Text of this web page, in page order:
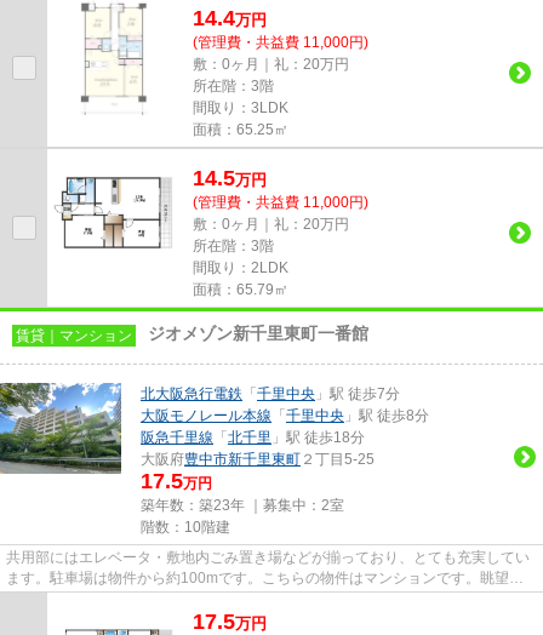
14.4万円
(管理費・共益費 11,000円)
敷：0ヶ月｜礼：20万円
所在階：3階
間取り：3LDK
面積：65.25㎡
14.5万円
(管理費・共益費 11,000円)
敷：0ヶ月｜礼：20万円
所在階：3階
間取り：2LDK
面積：65.79㎡
賃貸｜マンション ジオメゾン新千里東町一番館
北大阪急行電鉄 「 千里中央 」駅 徒歩7分
大阪モノレール本線 「 千里中央 」駅 徒歩8分
阪急千里線 「 北千里 」駅 徒歩18分
大阪府豊中市新千里東町 ２丁目5-25
17.5万円
築年数：築23年 ｜募集中： 2室
階数：10階建
共用部にはエレベータ・敷地内ごみ置き場などが揃っており、とても充実してい
ます。駐車場は物件から約100mです。こちらの物件はマンションです。眺望良
17.5万円